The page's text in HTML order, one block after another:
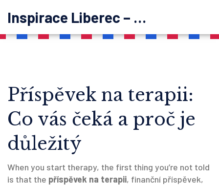
Inspirace Liberec – psychoterapie
Příspěvek na terapii:
Co vás čeká a proč je
důležitý
When you start therapy, the first thing you’re not told
is that the příspěvek na terapii, finanční příspěvek,